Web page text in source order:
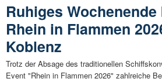
Ruhiges Wochenende
Rhein in Flammen
Koblenz
Trotz der Absage des traditionellen
Event "Rhein in Flammen 2026" zahlreiche